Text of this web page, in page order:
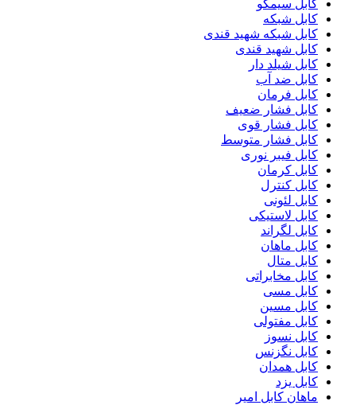
کابل سیمکو
کابل شبکه
کابل شبکه شهید قندی
کابل شهید قندی
کابل شیلد دار
کابل ضد آب
کابل فرمان
کابل فشار ضعیف
کابل فشار قوی
کابل فشار متوسط
کابل فیبر نوری
کابل کرمان
کابل کنترل
کابل لئونی
کابل لاستیکی
کابل لگراند
کابل ماهان
کابل متال
کابل مخابراتی
کابل مسی
کابل مسین
کابل مفتولی
کابل نسوز
کابل نگزنس
کابل همدان
کابل یزد
ماهان کابل امیر